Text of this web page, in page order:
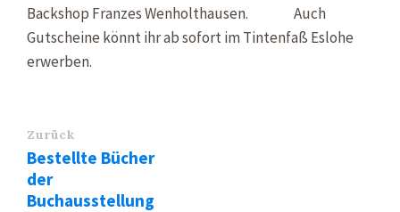
Backshop Franzes Wenholthausen. Auch
Gutscheine könnt ihr ab sofort im Tintenfaß Eslohe
erwerben.
Zurück
Bestellte Bücher
der
Buchausstellung